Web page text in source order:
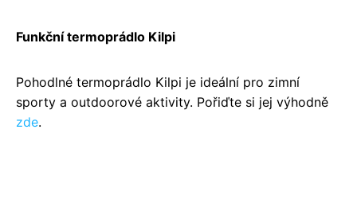
Funkční termoprádlo Kilpi
Pohodlné termoprádlo Kilpi je ideální pro zimní
sporty a outdoorové aktivity. Pořiďte si jej výhodně
zde.